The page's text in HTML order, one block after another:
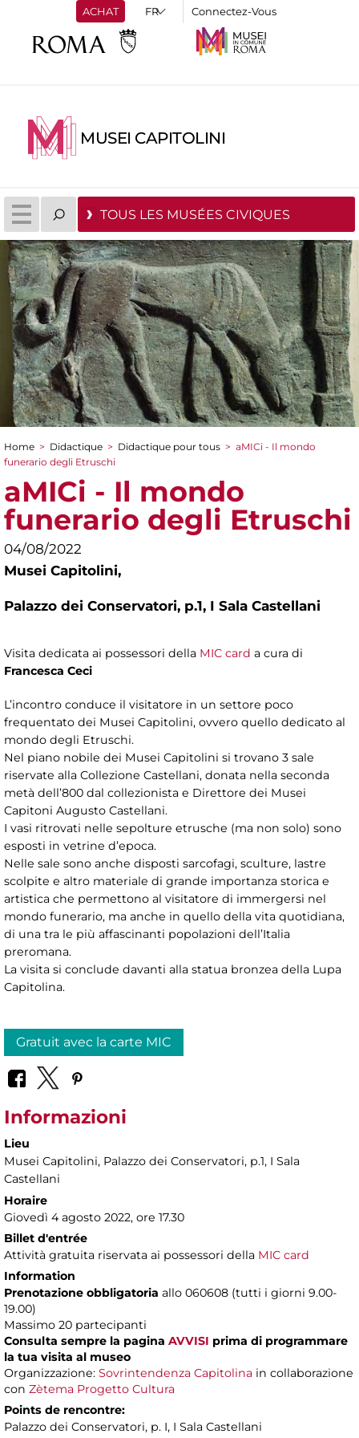
ACHAT Connectez-Vous
MUSEI CAPITOLINI
TOUS LES MUSÉES CIVIQUES
You are here
Home > Didactique > Didactique pour tous > aMICi - Il mondo
funerario degli Etruschi
aMICi - Il mondo
funerario degli Etruschi
04/08/2022
Musei Capitolini,
Palazzo dei Conservatori, p.1, I Sala Castellani
Visita dedicata ai possessori della MIC card a cura di
Francesca Ceci
L’incontro conduce il visitatore in un settore poco
frequentato dei Musei Capitolini, ovvero quello dedicato al
mondo degli Etruschi.
Nel piano nobile dei Musei Capitolini si trovano 3 sale
riservate alla Collezione Castellani, donata nella seconda
metà dell’800 dal collezionista e Direttore dei Musei
Capitoni Augusto Castellani.
I vasi ritrovati nelle sepolture etrusche (ma non solo) sono
esposti in vetrine d’epoca.
Nelle sale sono anche disposti sarcofagi, sculture, lastre
scolpite e altro materiale di grande importanza storica e
artistica che permettono al visitatore di immergersi nel
mondo funerario, ma anche in quello della vita quotidiana,
di una tra le più affascinanti popolazioni dell’Italia
preromana.
La visita si conclude davanti alla statua bronzea della Lupa
Capitolina.
Gratuit avec la carte MIC
Informazioni
Lieu
Musei Capitolini, Palazzo dei Conservatori, p.1, I Sala
Castellani
Horaire
Giovedì 4 agosto 2022, ore 17.30
Billet d'entrée
Attività gratuita riservata ai possessori della MIC card
Information
Prenotazione obbligatoria allo 060608 (tutti i giorni 9.00-
19.00)
Massimo 20 partecipanti
Consulta sempre la pagina AVVISI prima di programmare
la tua visita al museo
Organizzazione: Sovrintendenza Capitolina in collaborazione
con Zètema Progetto Cultura
Points de rencontre:
Palazzo dei Conservatori, p. I, I Sala Castellani